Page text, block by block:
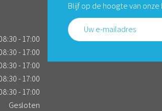
- 17:00
- 17:00
- 17:00
- 17:00
- 17:00
Gesloten
Blijf op de hoogte van